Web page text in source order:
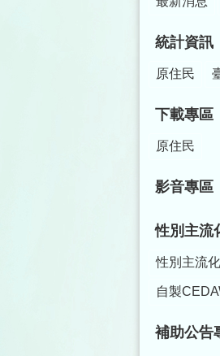
統計資訊
原住民
下載專區
原住民
影音專區
性別主流
性別主流
自製
補助公告